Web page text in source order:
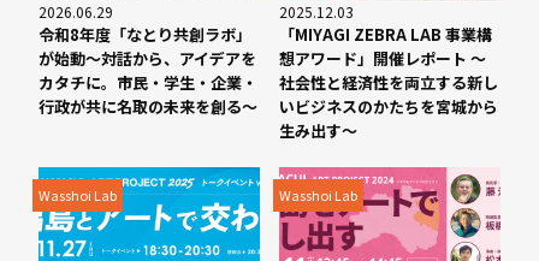
2026.06.29
令和8年度「なとり共創ラボ」
が始動～対話から、アイデアを
カタチに。市民・学生・企業・
行政が共に名取の未来を創る～
2025.12.03
「MIYAGI ZEBRA LAB 事業構
想アワード」開催レポート 〜
社会性と経済性を両立する新し
いビジネスのかたちを宮城から
生み出す〜
Wasshoi Lab Wasshoi Lab